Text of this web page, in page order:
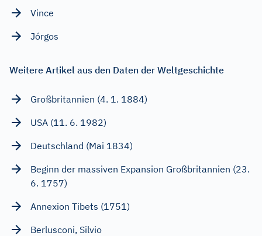
Vince
Jórgos
Weitere Artikel aus den Daten der Weltgeschichte
Großbritannien (4. 1. 1884)
USA (11. 6. 1982)
Deutschland (Mai 1834)
Beginn der massiven Expansion Großbritannien (23.
6. 1757)
Annexion Tibets (1751)
Berlusconi, Silvio